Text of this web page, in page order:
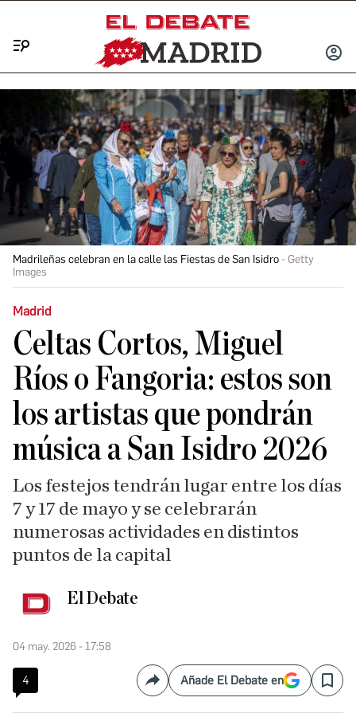
INICIAR
Madrileñas celebran en la calle las Fiestas de San Isidro
Getty
Images
Madrid
Celtas Cortos, Miguel
Ríos o Fangoria: estos son
los artistas que pondrán
música a San Isidro 2026
Los festejos tendrán lugar entre los días
7 y 17 de mayo y se celebrarán
numerosas actividades en distintos
puntos de la capital
El Debate
04 may. 2026 - 17:58
4 CompartirAñade El Debate en Save